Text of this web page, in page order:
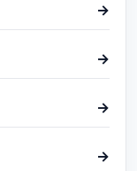
→
→
→
→